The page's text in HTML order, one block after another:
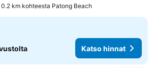
0.2 km kohteesta Patong Beach
Katso hinnat